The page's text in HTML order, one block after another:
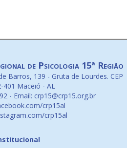
de Psicologia 15ª Região
Barros, 139 - Gruta de Lourdes. CEP
401 Maceió - AL
- Email: crp15@crp15.org.br
crp15al
crp15al